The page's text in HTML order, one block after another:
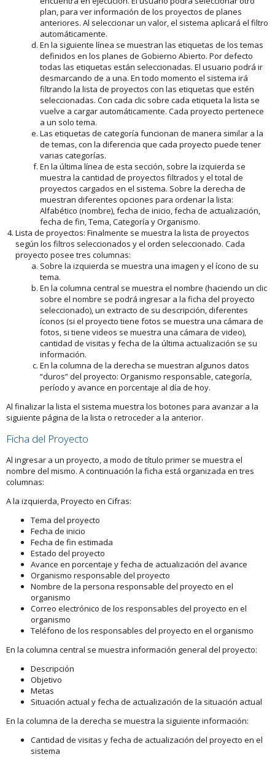
plan, para ver información de los proyectos de planes
anteriores. Al seleccionar un valor, el sistema aplicará el filtro
automáticamente.
En la siguiente línea se muestran las etiquetas de los temas
definidos en los planes de Gobierno Abierto. Por defecto
todas las etiquetas están seleccionadas. El usuario podrá ir
desmarcando de a una. En todo momento el sistema irá
filtrando la lista de proyectos con las etiquetas que estén
seleccionadas. Con cada clic sobre cada etiqueta la lista se
vuelve a cargar automáticamente. Cada proyecto pertenece
a un solo tema.
Las etiquetas de categoría funcionan de manera similar a la
de temas, con la diferencia que cada proyecto puede tener
varias categorías.
En la última línea de esta sección, sobre la izquierda se
muestra la cantidad de proyectos filtrados y el total de
proyectos cargados en el sistema. Sobre la derecha de
muestran diferentes opciones para ordenar la lista:
Alfabético (nombre), fecha de inicio, fecha de actualización,
fecha de fin, Tema, Categoría y Organismo.
Lista de proyectos: Finalmente se muestra la lista de proyectos
según los filtros seleccionados y el orden seleccionado. Cada
proyecto posee tres columnas:
Sobre la izquierda se muestra una imagen y el ícono de su
tema.
En la columna central se muestra el nombre (haciendo un clic
sobre el nombre se podrá ingresar a la ficha del proyecto
seleccionado), un extracto de su descripción, diferentes
íconos (si el proyecto tiene fotos se muestra una cámara de
fotos, si tiene videos se muestra una cámara de video),
cantidad de visitas y fecha de la última actualización se su
información.
En la columna de la derecha se muestran algunos datos
“duros” del proyecto: Organismo responsable, categoría,
período y avance en porcentaje al día de hoy.
Al finalizar la lista el sistema muestra los botones para avanzar a la
siguiente página de la lista o retroceder a la anterior.
Ficha del Proyecto
Al ingresar a un proyecto, a modo de título primer se muestra el
nombre del mismo. A continuación la ficha está organizada en tres
columnas:
A la izquierda, Proyecto en Cifras:
Tema del proyecto
Fecha de inicio
Fecha de fin estimada
Estado del proyecto
Avance en porcentaje y fecha de actualización del avance
Organismo responsable del proyecto
Nombre de la persona responsable del proyecto en el
organismo
Correo electrónico de los responsables del proyecto en el
organismo
Teléfono de los responsables del proyecto en el organismo
En la columna central se muestra información general del proyecto:
Descripción
Objetivo
Metas
Situación actual y fecha de actualización de la situación actual
En la columna de la derecha se muestra la siguiente información:
Cantidad de visitas y fecha de actualización del proyecto en el
sistema